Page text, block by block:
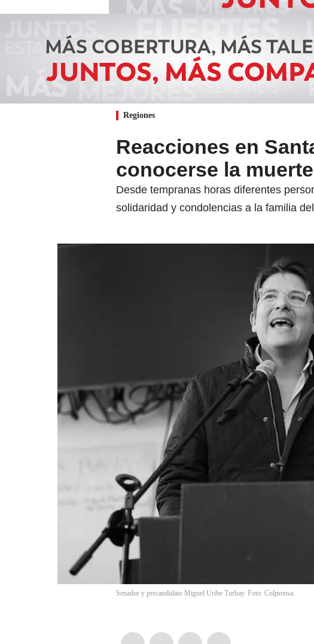
Regiones
Reacciones en
conocerse la
Desde tempranas horas diferentes
solidaridad y condolencias a la familia
Senador y precandidato Miguel Uribe Turbay. Foto: Colprensa.